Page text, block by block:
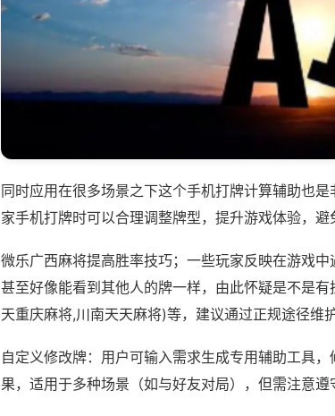
同时应用在很多场景之下这个手机打牌计算辅助也
家手机打牌时可以合理调整牌型，提升游戏体验，避
微乐广西麻将提高胜率技巧；一些玩家反映在游戏中
甚至好像能看到其他人的牌一样，由此怀疑是不是
天重庆麻将,川南天天麻将)等，建议通过正规途径维
自定义修改牌：用户可输入需求生成专用辅助工具
果，适用于多种场景（如与好友对局），但需注意遵